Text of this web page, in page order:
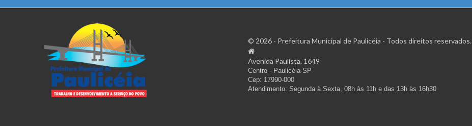
© 2026 - Prefeitura Municipal de Paulicéia - Todos direitos reservados.
Avenida Paulista, 1649
Centro - Paulicéia-SP
Cep: 17990-000
Atendimento: Segunda à Sexta, 08h às 11h e das 13h às 16h30